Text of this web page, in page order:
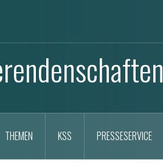
THEMEN KSS PRESSESERVICE